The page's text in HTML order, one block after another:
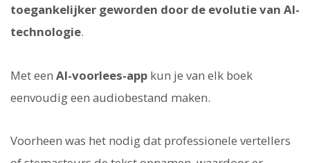
toegankelijker geworden door de evolutie van AI-
technologie.
Met een AI-voorlees-app kun je van elk boek
eenvoudig een audiobestand maken.
Voorheen was het nodig dat professionele vertellers